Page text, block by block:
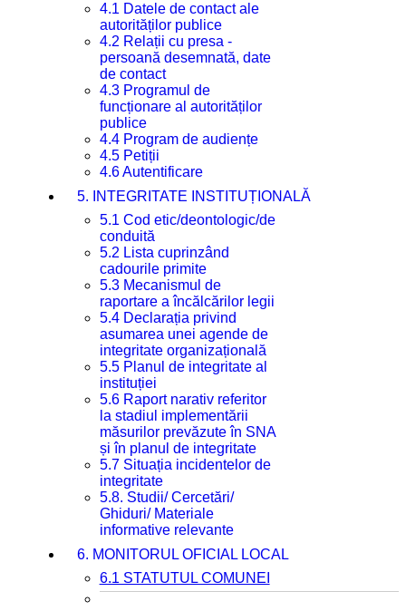
4.1 Datele de contact ale
autorităților publice
4.2 Relații cu presa -
persoană desemnată, date
de contact
4.3 Programul de
funcționare al autorităților
publice
4.4 Program de audiențe
4.5 Petiții
4.6 Autentificare
5. INTEGRITATE INSTITUȚIONALĂ
5.1 Cod etic/deontologic/de
conduită
5.2 Lista cuprinzând
cadourile primite
5.3 Mecanismul de
raportare a încălcărilor legii
5.4 Declarația privind
asumarea unei agende de
integritate organizațională
5.5 Planul de integritate al
instituției
5.6 Raport narativ referitor
la stadiul implementării
măsurilor prevăzute în SNA
și în planul de integritate
5.7 Situația incidentelor de
integritate
5.8. Studii/ Cercetări/
Ghiduri/ Materiale
informative relevante
6. MONITORUL OFICIAL LOCAL
6.1 STATUTUL COMUNEI